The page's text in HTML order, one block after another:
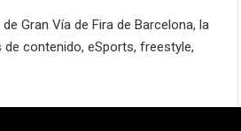
Gran Vía de Fira de Barcelona, la
contenido, eSports, freestyle,